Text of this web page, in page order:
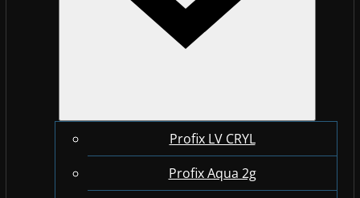
Profix LV CRYL
Profix Aqua 2g